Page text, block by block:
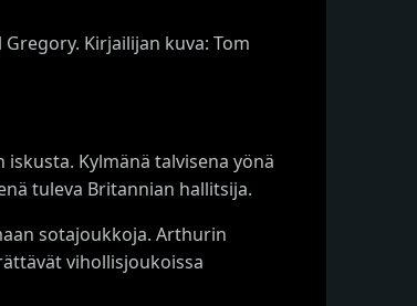
Kirjailijan kuva: Tom
Kylmänä talvisena yönä
tuleva Britannian hallitsija.
sotajoukkoja. Arthurin
vihollisjoukoissa